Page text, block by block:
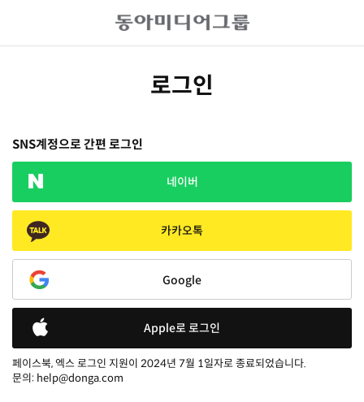
로그인
SNS계정으로 간편 로그인
네이버
카카오톡
Google
Apple로 로그인
페이스북, 엑스 로그인 지원이 2024년 7월 1일자로 종료되었습니다.
문의: help@donga.com